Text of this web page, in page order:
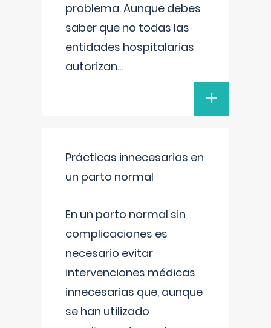
problema. Aunque debes
saber que no todas las
entidades hospitalarias
autorizan...
+
Prácticas innecesarias en
un parto normal
En un parto normal sin
complicaciones es
necesario evitar
intervenciones médicas
innecesarias que, aunque
se han utilizado